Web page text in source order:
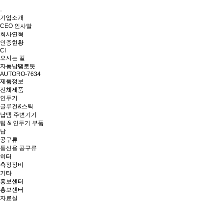
기업소개
CEO 인사말
회사연혁
인증현황
CI
오시는 길
자동납땜로봇
AUTORO-7634
제품정보
전체제품
인두기
글루건&스틱
납땜 주변기기
팁 & 인두기 부품
납
공구류
통신용 공구류
히터
측정장비
기타
홍보센터
홍보센터
자료실